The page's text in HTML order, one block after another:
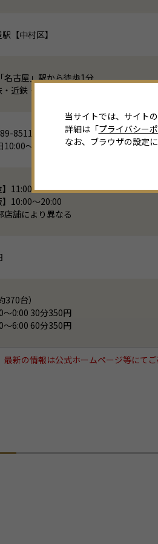
【中村区】
古屋」駅から徒歩1分
近鉄・地下鉄「名古屋」駅から直結
8511 (英語での問い合わせ否)
～17:30
】11:00～23:00
】10:00～20:00
店舗により異なる
370台）
0:00 30分350円
6:00 60分350円
新の情報は公式ホームページ等にてご
当サイトでは、サイト
詳細は「プライバシー
なお、ブラウザの設定